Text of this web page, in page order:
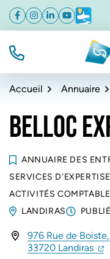
Aller
navigation
Aller
au
Aller
au
de
Facebook
(ouverture dans un
Instagram
(ouverture dans un
Linkedin
(ouverture
YouTube
(ouverture
Météo
TÉL.
Accueil Annuaire
BELLOC
ANNUAIRE DES
SERVICES
ACTIVITÉS
LANDIRAS
INFOS UTILES
976 Rue de Boiste,
33720 Landiras